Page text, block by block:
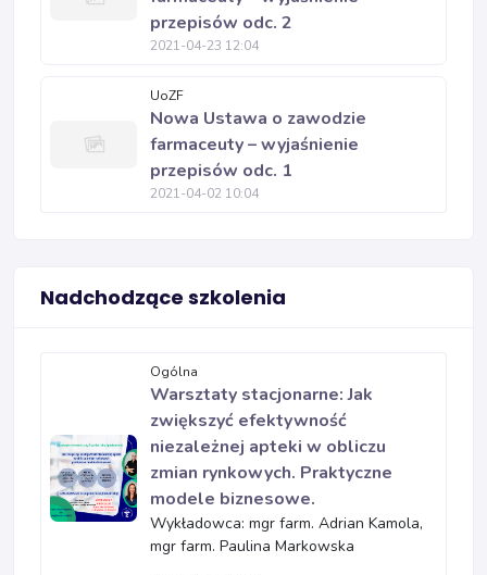
przepisów odc. 2
2021-04-23 12:04
UoZF
Nowa Ustawa o zawodzie
farmaceuty – wyjaśnienie
przepisów odc. 1
2021-04-02 10:04
Nadchodzące szkolenia
Ogólna
Warsztaty stacjonarne: Jak
zwiększyć efektywność
niezależnej apteki w obliczu
zmian rynkowych. Praktyczne
modele biznesowe.
Wykładowca: mgr farm. Adrian Kamola,
mgr farm. Paulina Markowska